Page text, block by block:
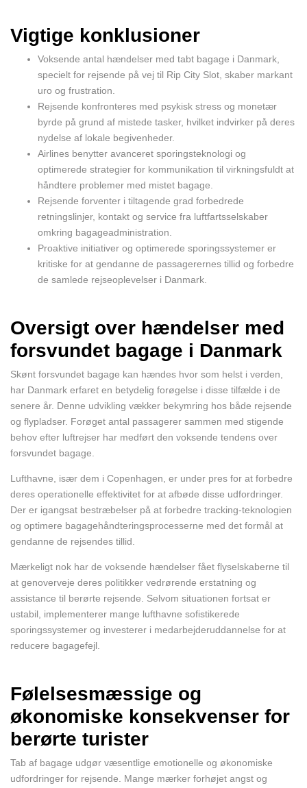
Vigtige konklusioner
Voksende antal hændelser med tabt bagage i Danmark,
specielt for rejsende på vej til Rip City Slot, skaber markant
uro og frustration.
Rejsende konfronteres med psykisk stress og monetær
byrde på grund af mistede tasker, hvilket indvirker på deres
nydelse af lokale begivenheder.
Airlines benytter avanceret sporingsteknologi og
optimerede strategier for kommunikation til virkningsfuldt at
håndtere problemer med mistet bagage.
Rejsende forventer i tiltagende grad forbedrede
retningslinjer, kontakt og service fra luftfartsselskaber
omkring bagageadministration.
Proaktive initiativer og optimerede sporingssystemer er
kritiske for at gendanne de passagerernes tillid og forbedre
de samlede rejseoplevelser i Danmark.
Oversigt over hændelser med
forsvundet bagage i Danmark
Skønt forsvundet bagage kan hændes hvor som helst i verden,
har Danmark erfaret en betydelig forøgelse i disse tilfælde i de
senere år. Denne udvikling vækker bekymring hos både rejsende
og flypladser. Forøget antal passagerer sammen med stigende
behov efter luftrejser har medført den voksende tendens over
forsvundet bagage.
Lufthavne, især dem i Copenhagen, er under pres for at forbedre
deres operationelle effektivitet for at afbøde disse udfordringer.
Der er igangsat bestræbelser på at forbedre tracking-teknologien
og optimere bagagehåndteringsprocesserne med det formål at
gendanne de rejsendes tillid.
Mærkeligt nok har de voksende hændelser fået flyselskaberne til
at genoverveje deres politikker vedrørende erstatning og
assistance til berørte rejsende. Selvom situationen fortsat er
ustabil, implementerer mange lufthavne sofistikerede
sporingssystemer og investerer i medarbejderuddannelse for at
reducere bagagefejl.
Følelsesmæssige og
økonomiske konsekvenser for
berørte turister
Tab af bagage udgør væsentlige emotionelle og økonomiske
udfordringer for rejsende. Mange mærker forhøjet angst og